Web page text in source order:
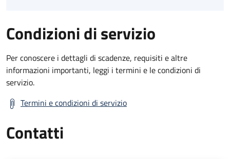
Condizioni di servizio
Per conoscere i dettagli di scadenze, requisiti e altre
informazioni importanti, leggi i termini e le condizioni di
servizio.
Termini e condizioni di servizio
Contatti